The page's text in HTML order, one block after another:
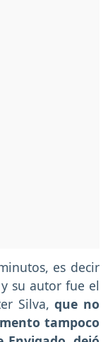
es decir
su autor fue el
Silva,que no
tampoco